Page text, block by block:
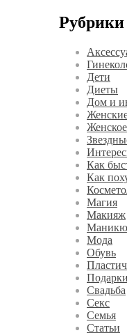
Рубрики
Дети
Диеты
Дом и
Как
Как
Магия
Макияж
Мода
Обувь
Подарки
Свадьба
Секс
Семья
Статьи